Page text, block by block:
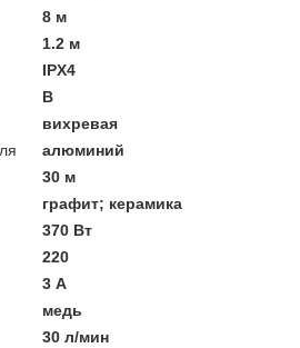
8 м
1.2 м
IPX4
B
вихревая
алюминий
30 м
графит; керамика
370 Вт
220
3 А
медь
30 л/мин